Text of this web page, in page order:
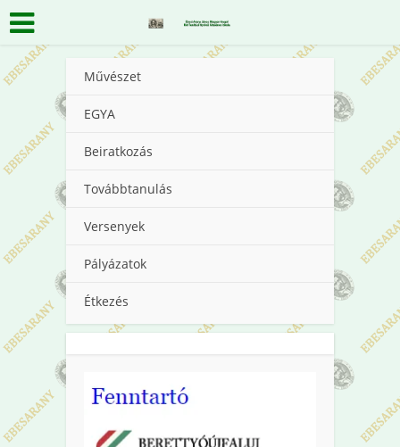
Művészet
EGYA
Beiratkozás
Továbbtanulás
Versenyek
Pályázatok
Étkezés